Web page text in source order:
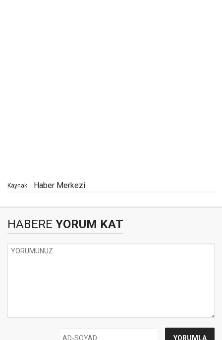
Kaynak: Haber Merkezi
HABERE YORUM KAT